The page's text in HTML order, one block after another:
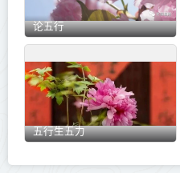
论五行
五行生五力